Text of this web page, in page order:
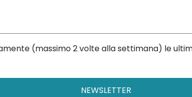
(massimo 2 volte alla settimana) le
NEWSLETTER